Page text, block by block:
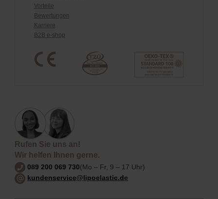
Vorteile
Bewertungen
Karriere
B2B e-shop
Rufen Sie uns an!
Wir helfen Ihnen gerne.
089 200 069 730(Mo – Fr, 9 – 17 Uhr)
kundenservice@lipoelastic.de